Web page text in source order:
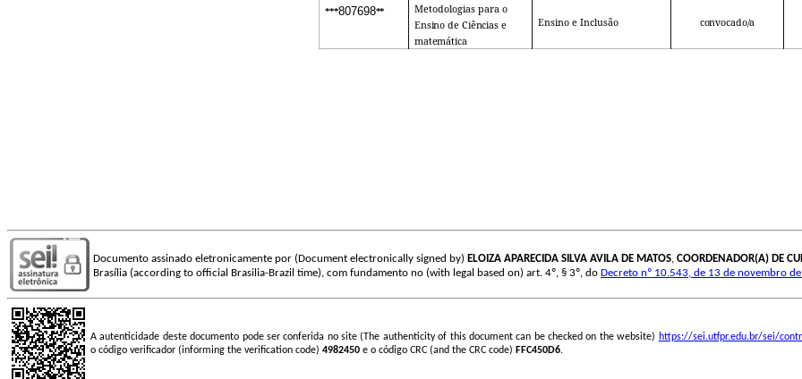
***807698**
Metodologias para o
Ensino de Ciências e
matemática
Ensino e Inclusão convocado/a
Documento assinado eletronicamente por (Document electronically signed by) ELOIZA APARECIDA SILVA AVILA DE MATOS, COORDENADOR(A) DE
Brasília (according to official Brasilia-Brazil time), com fundamento no (with legal based on) art. 4º, § 3º, do Decreto nº 10.543, de 13 de novembro
A autenticidade deste documento pode ser conferida no site (The authenticity of this document can be checked on the website) https://sei.utfpr.edu.br/sei/
o código verificador (informing the verification code) 4982450 e o código CRC (and the CRC code) FFC450D6.